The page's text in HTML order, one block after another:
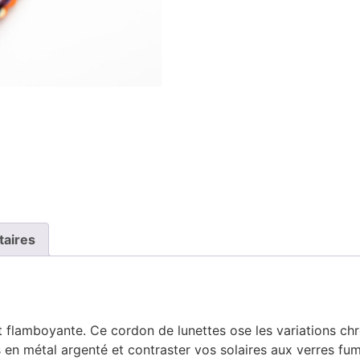
flamboyante. Ce cordon de lunettes ose les variations
métal argenté et contraster vos solaires aux verres